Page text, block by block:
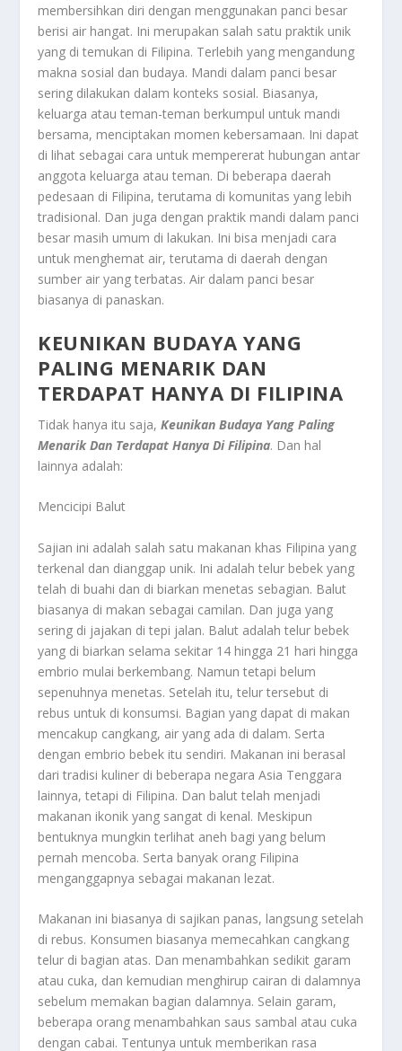
membersihkan diri dengan menggunakan panci besar
berisi air hangat. Ini merupakan salah satu praktik unik
yang di temukan di Filipina. Terlebih yang mengandung
makna sosial dan budaya. Mandi dalam panci besar
sering dilakukan dalam konteks sosial. Biasanya,
keluarga atau teman-teman berkumpul untuk mandi
bersama, menciptakan momen kebersamaan. Ini dapat
di lihat sebagai cara untuk mempererat hubungan antar
anggota keluarga atau teman. Di beberapa daerah
pedesaan di Filipina, terutama di komunitas yang lebih
tradisional. Dan juga dengan praktik mandi dalam panci
besar masih umum di lakukan. Ini bisa menjadi cara
untuk menghemat air, terutama di daerah dengan
sumber air yang terbatas. Air dalam panci besar
biasanya di panaskan.
KEUNIKAN BUDAYA YANG
PALING MENARIK DAN
TERDAPAT HANYA DI FILIPINA
Tidak hanya itu saja,Keunikan Budaya Yang Paling
Menarik Dan Terdapat Hanya Di Filipina. Dan hal
lainnya adalah:
Mencicipi Balut
Sajian ini adalah salah satu makanan khas Filipina yang
terkenal dan dianggap unik. Ini adalah telur bebek yang
telah di buahi dan di biarkan menetas sebagian. Balut
biasanya di makan sebagai camilan. Dan juga yang
sering di jajakan di tepi jalan. Balut adalah telur bebek
yang di biarkan selama sekitar 14 hingga 21 hari hingga
embrio mulai berkembang. Namun tetapi belum
sepenuhnya menetas. Setelah itu, telur tersebut di
rebus untuk di konsumsi. Bagian yang dapat di makan
mencakup cangkang, air yang ada di dalam. Serta
dengan embrio bebek itu sendiri. Makanan ini berasal
dari tradisi kuliner di beberapa negara Asia Tenggara
lainnya, tetapi di Filipina. Dan balut telah menjadi
makanan ikonik yang sangat di kenal. Meskipun
bentuknya mungkin terlihat aneh bagi yang belum
pernah mencoba. Serta banyak orang Filipina
menganggapnya sebagai makanan lezat.
Makanan ini biasanya di sajikan panas, langsung setelah
di rebus. Konsumen biasanya memecahkan cangkang
telur di bagian atas. Dan menambahkan sedikit garam
atau cuka, dan kemudian menghirup cairan di dalamnya
sebelum memakan bagian dalamnya. Selain garam,
beberapa orang menambahkan saus sambal atau cuka
dengan cabai. Tentunya untuk memberikan rasa